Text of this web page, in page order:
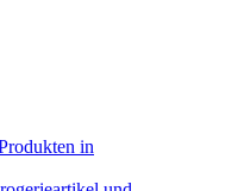
in